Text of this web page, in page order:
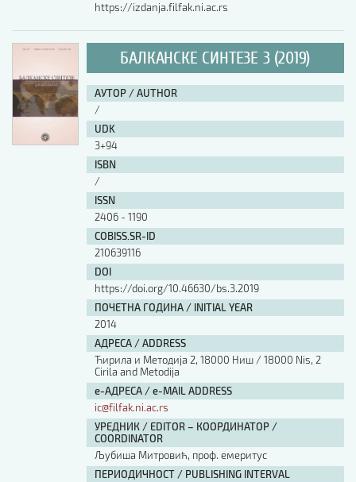
ISSN
COBISS.SR-ID
https://izdanja.filfak.ni.ac.rs
БАЛКАНСКЕ СИНТЕЗЕ 3 (2019)
АУТОР / AUTHOR
/
UDK
3+94
ISBN
/
ISSN
2406 - 1190
COBISS.SR-ID
210639116
DOI
https://doi.org/10.46630/bs.3.2019
ПОЧЕТНА ГОДИНА / INITIAL YEAR
2014
АДРЕСА / ADDRESS
Ћирила и Методија 2, 18000 Ниш / 18000 Nis, 2
Cirila and Metodija
е-АДРЕСА / e-MAIL ADDRESS
ic@filfak.ni.ac.rs
УРЕДНИК / EDITOR – КООРДИНАТОР /
COORDINATOR
Љубиша Митровић, проф. емеритус
ПЕРИОДИЧНОСТ / PUBLISHING INTERVAL